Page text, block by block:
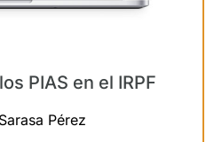
PIAS en el IRPF
Pérez